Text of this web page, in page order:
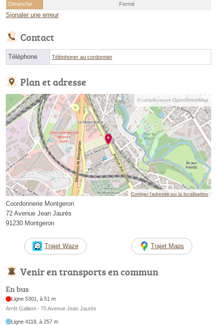
Dimanche
Fermé
Signaler une erreur
Contact
Téléphone Téléphoner au cordonnier
Plan et adresse
© contributeurs OpenStreetMap
Corriger l’adresse ou la localisation
Coordonnerie Montgeron
72 Avenue Jean Jaurès
91230 Montgeron
Trajet Waze Trajet Maps
Venir en transports en commun
En bus
Ligne 5301, à 51 m
Arrêt Gallieni - 75 Avenue Jean Jaurès
Ligne 4118, à 257 m